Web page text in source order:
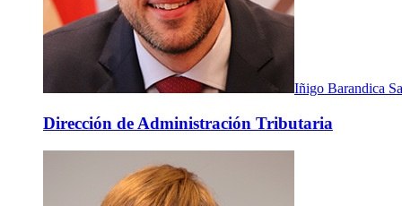
Iñigo Barandica
Dirección de Administración Tributaria